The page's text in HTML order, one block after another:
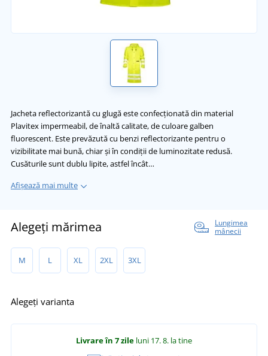
Jacheta reflectorizantă cu glugă este confecționată din material
Plavitex impermeabil, de înaltă calitate, de culoare galben
fluorescent. Este prevăzută cu benzi reflectorizante pentru o
vizibilitate mai bună, chiar și în condiții de luminozitate redusă.
Cusăturile sunt dublu lipite, astfel încât…
Afișează mai multe
Alegeți mărimea
Lungimea
mânecii
M L XL 2XL 3XL
Alegeți varianta
Livrare în 7 zile luni 17. 8. la tine